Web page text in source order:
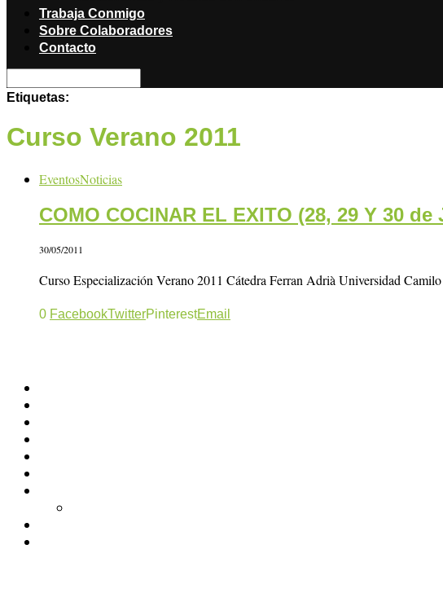
Trabaja Conmigo
Sobre Colaboradores
Contacto
Etiquetas:
Curso Verano 2011
EventosNoticias
COMO COCINAR EL EXITO (28, 29 Y 30
30/05/2011
Curso Especialización Verano 2011 Cátedra Ferran Adrià Universidad
0 FacebookTwitterPinterestEmail